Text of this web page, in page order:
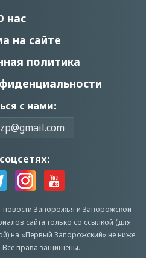
нас
на сайте
политика
с нами:
новости Запорожья и Запорожской
сайта только со ссылкой (для
на «Первый Запорожский» не ниже
Все права защищены.